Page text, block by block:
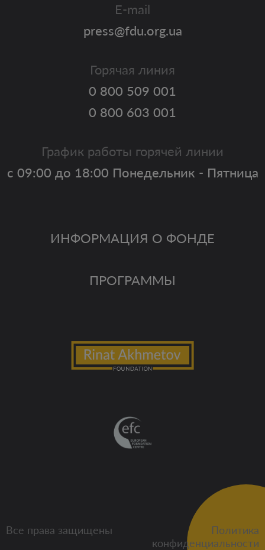
ИНФОРМАЦИЯ О ФОНДЕ
ПРОГРАММЫ
E-mail
press@fdu.org.ua
Горячая линия
0 800 509 001
0 800 603 001
График работы горячей линии
с 09:00 до 18:00 Понедельник - Пятница
Все права защищены
Политика
конфиденциальности